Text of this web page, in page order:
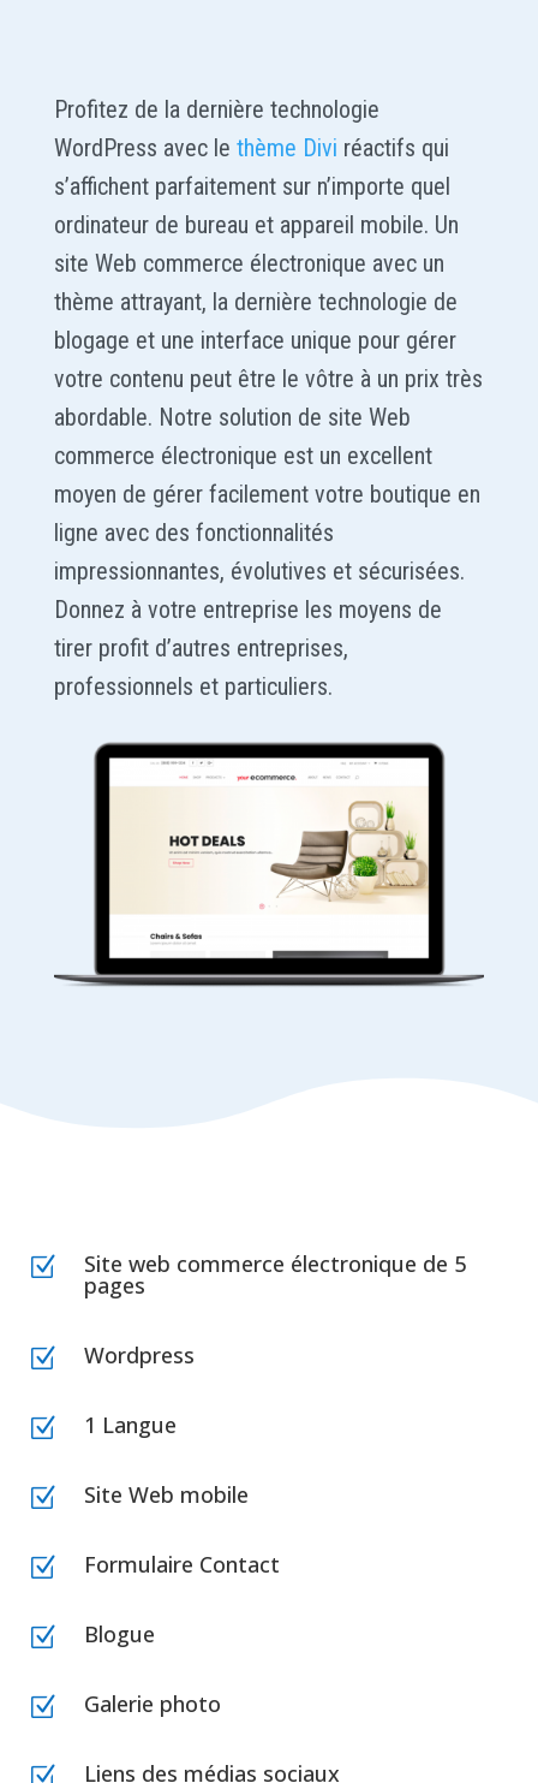
Profitez de la dernière technologie
WordPress avec le thème Divi réactifs qui
s’affichent parfaitement sur n’importe quel
ordinateur de bureau et appareil mobile. Un
site Web commerce électronique avec un
thème attrayant, la dernière technologie de
blogage et une interface unique pour gérer
votre contenu peut être le vôtre à un prix très
abordable. Notre solution de site Web
commerce électronique est un excellent
moyen de gérer facilement votre boutique en
ligne avec des fonctionnalités
impressionnantes, évolutives et sécurisées.
Donnez à votre entreprise les moyens de
tirer profit d’autres entreprises,
professionnels et particuliers.
Z Site web commerce électronique de 5
pages
Z Wordpress
Z 1 Langue
Z Site Web mobile
Z Formulaire Contact
Z Blogue
Z Galerie photo
Z Liens des médias sociaux